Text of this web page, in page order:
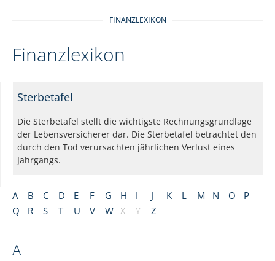
FINANZLEXIKON
Finanzlexikon
A B C D E F G H I J K L M N O
P
Q
R S T U V W X Y Z
A
Sterbetafel
Die Sterbetafel stellt die wichtigste Rechnungsgrundlage
der Lebensversicherer dar. Die Sterbetafel betrachtet den
durch den Tod verursachten jährlichen Verlust eines
Jahrgangs.